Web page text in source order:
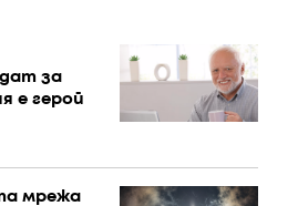
за
е герой
мрежа